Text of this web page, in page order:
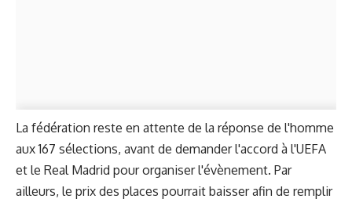
La fédération reste en attente de la réponse de l'homme
aux 167 sélections, avant de demander l'accord à l'UEFA
et le Real Madrid pour organiser l'évènement. Par
ailleurs, le prix des places pourrait baisser afin de remplir